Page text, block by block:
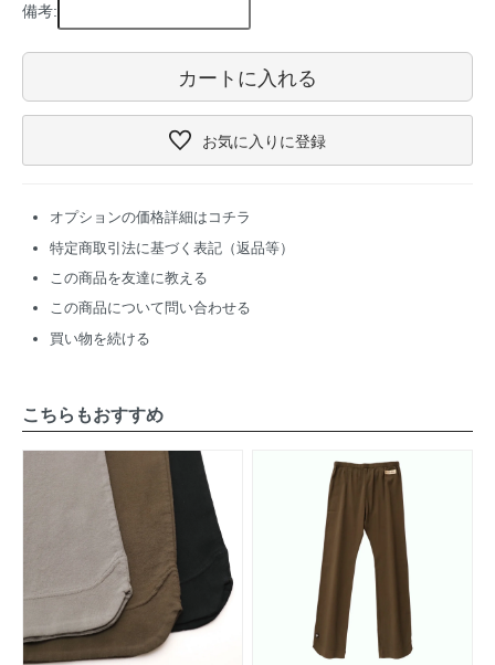
備考:
カートに入れる
お気に入りに登録
オプションの価格詳細はコチラ
特定商取引法に基づく表記（返品等）
この商品を友達に教える
この商品について問い合わせる
買い物を続ける
こちらもおすすめ